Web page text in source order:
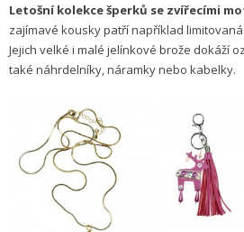
Letošní kolekce šperků se zvířecími
zajímavé kousky patří například
Jejich velké i malé jelínkové brože dokáží
také náhrdelníky, náramky nebo kabelky.